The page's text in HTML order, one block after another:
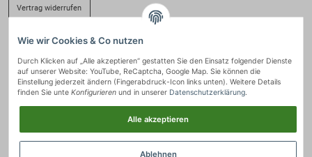
Vertrag widerrufen
Zahlung & Versand
Wie wir Cookies & Co nutzen
Durch Klicken auf „Alle akzeptieren“ gestatten Sie den Einsatz folgender Dienste
auf unserer Website: YouTube, ReCaptcha, Google Map. Sie können die
Einstellung jederzeit ändern (Fingerabdruck-Icon links unten). Weitere Details
finden Sie unte Konfigurieren und in unserer Datenschutzerklärung.
Alle akzeptieren
Ablehnen